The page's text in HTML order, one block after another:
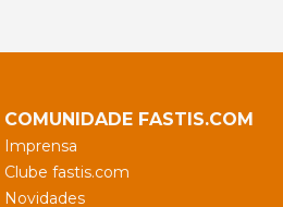
COMUNIDADE FASTIS.COM
Imprensa
Clube fastis.com
Novidades